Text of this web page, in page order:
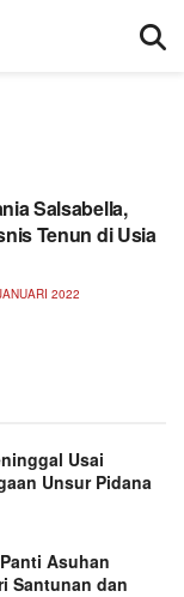
Salsabella,
Tenun di Usia
2022
Usai
Unsur Pidana
Asuhan
Santunan dan